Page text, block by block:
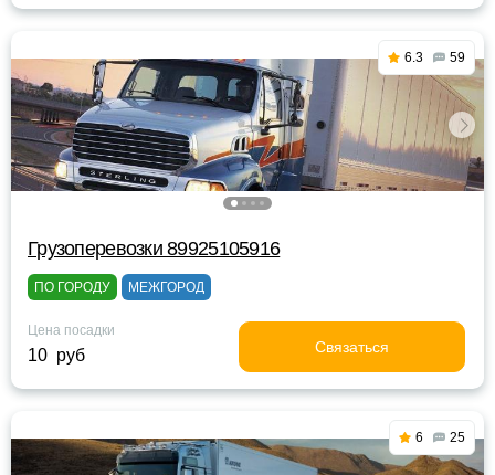
6.3 59
Грузоперевозки 89925105916
ПО ГОРОДУ МЕЖГОРОД
Цена посадки
10 руб Связаться
6 25